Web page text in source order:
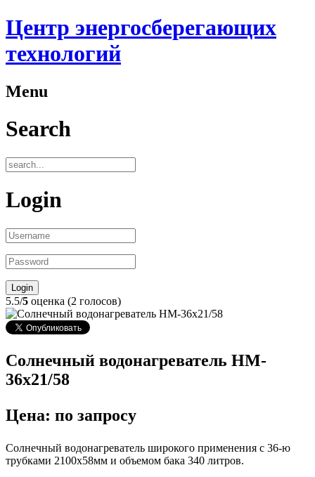
Центр энергосберегающих
технологий
Menu
Search
Login
5.5/5 оценка (2 голосов)
Солнечный водонагреватель HM-
36x21/58
Цена: по запросу
Солнечный водонагреватель широкого применения с 36-ю
трубками 2100х58мм и объемом бака 340 литров.